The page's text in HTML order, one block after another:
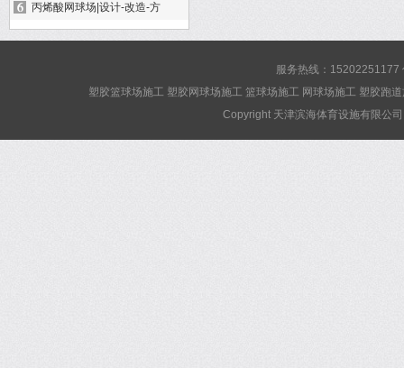
丙烯酸网球场|设计-改造-方
服务热线：15202251177
塑胶篮球场施工 塑胶网球场施工 篮球场施工 网球场施工 塑胶跑
Copyright 天津滨海体育设施有限公